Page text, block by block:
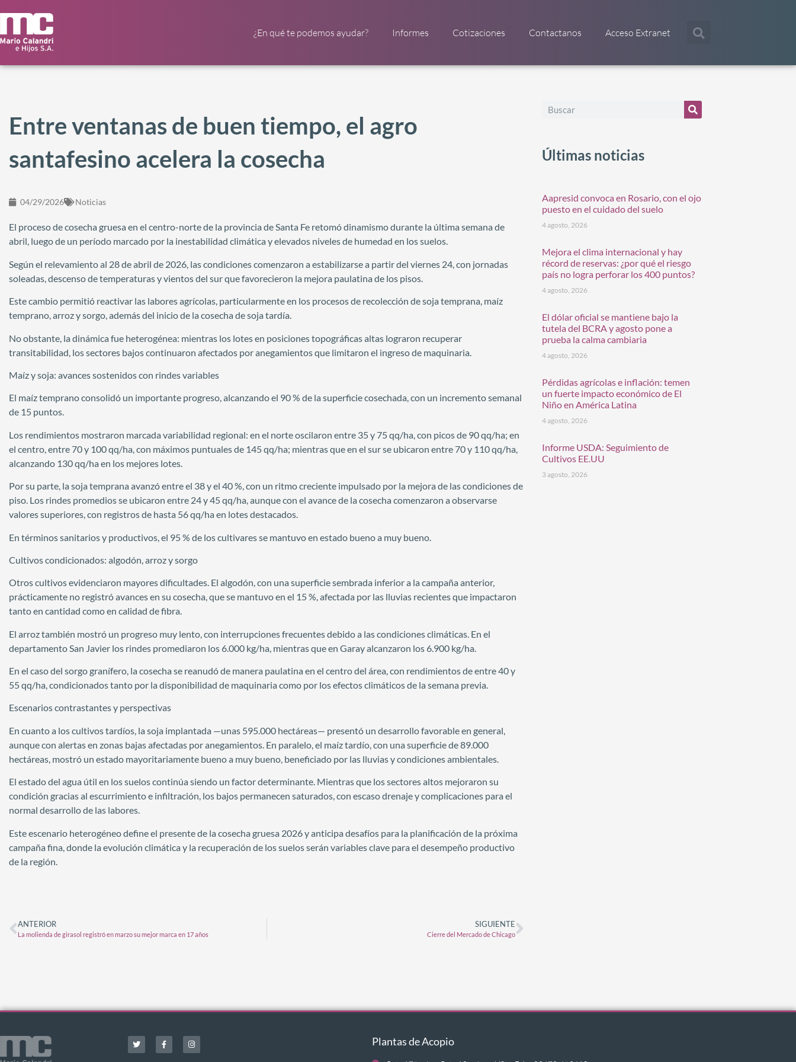
¿En qué te podemos ayudar? Informes Cotizaciones Contactanos Acceso Extranet
Entre ventanas de buen tiempo, el agro
santafesino acelera la cosecha
04/29/2026 Noticias
El proceso de cosecha gruesa en el centro-norte de la provincia de Santa Fe retomó dinamismo durante la última semana de
abril, luego de un período marcado por la inestabilidad climática y elevados niveles de humedad en los suelos.
Según el relevamiento al 28 de abril de 2026, las condiciones comenzaron a estabilizarse a partir del viernes 24, con jornadas
soleadas, descenso de temperaturas y vientos del sur que favorecieron la mejora paulatina de los pisos.
Este cambio permitió reactivar las labores agrícolas, particularmente en los procesos de recolección de soja temprana, maíz
temprano, arroz y sorgo, además del inicio de la cosecha de soja tardía.
No obstante, la dinámica fue heterogénea: mientras los lotes en posiciones topográficas altas lograron recuperar
transitabilidad, los sectores bajos continuaron afectados por anegamientos que limitaron el ingreso de maquinaria.
Maíz y soja: avances sostenidos con rindes variables
El maíz temprano consolidó un importante progreso, alcanzando el 90 % de la superficie cosechada, con un incremento semanal
de 15 puntos.
Los rendimientos mostraron marcada variabilidad regional: en el norte oscilaron entre 35 y 75 qq/ha, con picos de 90 qq/ha; en
el centro, entre 70 y 100 qq/ha, con máximos puntuales de 145 qq/ha; mientras que en el sur se ubicaron entre 70 y 110 qq/ha,
alcanzando 130 qq/ha en los mejores lotes.
Por su parte, la soja temprana avanzó entre el 38 y el 40 %, con un ritmo creciente impulsado por la mejora de las condiciones de
piso. Los rindes promedios se ubicaron entre 24 y 45 qq/ha, aunque con el avance de la cosecha comenzaron a observarse
valores superiores, con registros de hasta 56 qq/ha en lotes destacados.
En términos sanitarios y productivos, el 95 % de los cultivares se mantuvo en estado bueno a muy bueno.
Cultivos condicionados: algodón, arroz y sorgo
Otros cultivos evidenciaron mayores dificultades. El algodón, con una superficie sembrada inferior a la campaña anterior,
prácticamente no registró avances en su cosecha, que se mantuvo en el 15 %, afectada por las lluvias recientes que impactaron
tanto en cantidad como en calidad de fibra.
El arroz también mostró un progreso muy lento, con interrupciones frecuentes debido a las condiciones climáticas. En el
departamento San Javier los rindes promediaron los 6.000 kg/ha, mientras que en Garay alcanzaron los 6.900 kg/ha.
En el caso del sorgo granífero, la cosecha se reanudó de manera paulatina en el centro del área, con rendimientos de entre 40 y
55 qq/ha, condicionados tanto por la disponibilidad de maquinaria como por los efectos climáticos de la semana previa.
Escenarios contrastantes y perspectivas
En cuanto a los cultivos tardíos, la soja implantada —unas 595.000 hectáreas— presentó un desarrollo favorable en general,
aunque con alertas en zonas bajas afectadas por anegamientos. En paralelo, el maíz tardío, con una superficie de 89.000
hectáreas, mostró un estado mayoritariamente bueno a muy bueno, beneficiado por las lluvias y condiciones ambientales.
El estado del agua útil en los suelos continúa siendo un factor determinante. Mientras que los sectores altos mejoraron su
condición gracias al escurrimiento e infiltración, los bajos permanecen saturados, con escaso drenaje y complicaciones para el
normal desarrollo de las labores.
Este escenario heterogéneo define el presente de la cosecha gruesa 2026 y anticipa desafíos para la planificación de la próxima
campaña fina, donde la evolución climática y la recuperación de los suelos serán variables clave para el desempeño productivo
de la región.
ANTERIOR
La molienda de girasol registró en marzo su mejor marca en 17 años
SIGUIENTE
Cierre del Mercado de Chicago
Últimas noticias
Aapresid convoca en Rosario, con el ojo
puesto en el cuidado del suelo
4 agosto, 2026
Mejora el clima internacional y hay
récord de reservas: ¿por qué el riesgo
país no logra perforar los 400 puntos?
4 agosto, 2026
El dólar oficial se mantiene bajo la
tutela del BCRA y agosto pone a
prueba la calma cambiaria
4 agosto, 2026
Pérdidas agrícolas e inflación: temen
un fuerte impacto económico de El
Niño en América Latina
4 agosto, 2026
Informe USDA: Seguimiento de
Cultivos EE.UU
3 agosto, 2026
Plantas de Acopio